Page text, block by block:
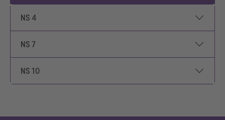
NS 4
NS 7
NS 10